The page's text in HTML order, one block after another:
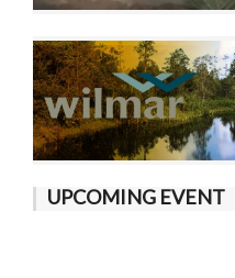
UPCOMING EVENT